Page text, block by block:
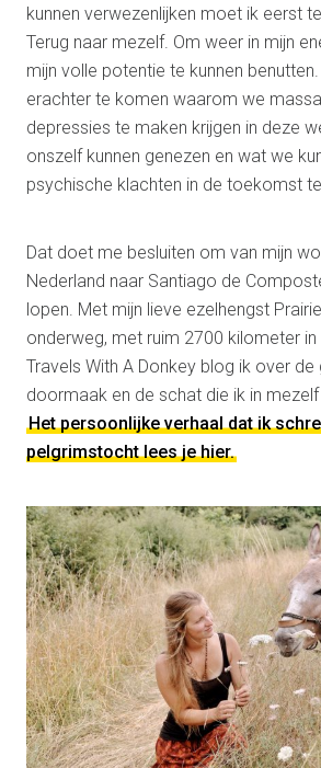
kunnen verwezenlijken moet ik eerst
Terug naar mezelf. Om weer in mijn
mijn volle potentie te kunnen
erachter te komen waarom we
depressies te maken krijgen in deze
onszelf kunnen genezen en wat we
psychische klachten in de toekomst
Dat doet me besluiten om van mijn
Nederland naar Santiago de
lopen. Met mijn lieve ezelhengst
onderweg, met ruim 2700 kilometer
Travels With A Donkey blog ik over de
doormaak en de schat die ik in mezelf
Het persoonlijke verhaal dat ik
pelgrimstocht lees je hier.